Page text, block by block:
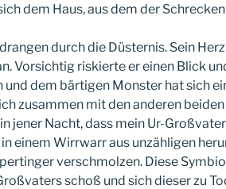
dem Haus, aus dem der
durch die Düsternis. Sein
Vorsichtig riskierte er einen Blick
und dem bärtigen Monster hat sich
zusammen mit den anderen
jener Nacht, dass mein Ur-
einem Wirrwarr aus unzähligen
verschmolzen. Diese
schoß und sich dieser zu